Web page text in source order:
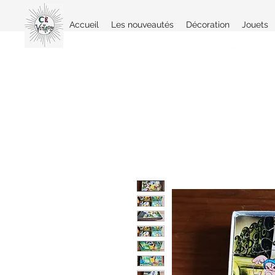
Accueil Les nouveautés Décoration Jouets